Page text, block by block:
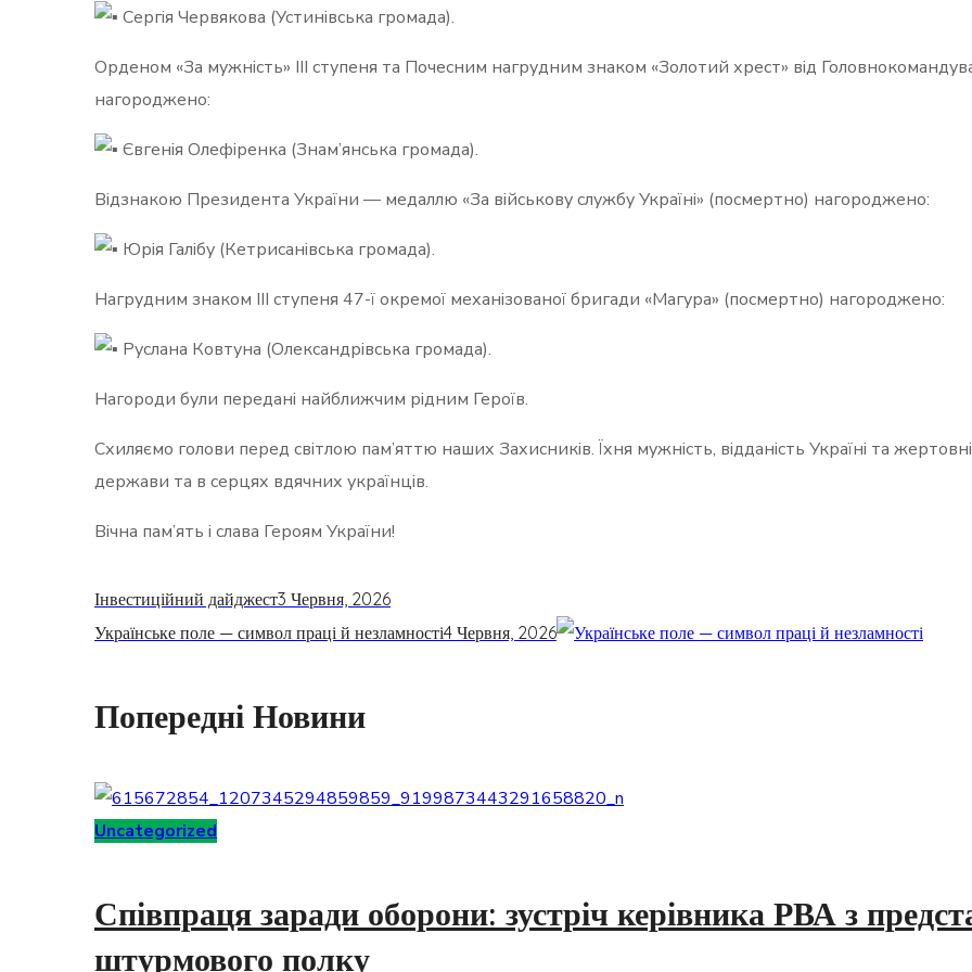
Сергія Червякова (Устинівська громада).
Орденом «За мужність» ІІІ ступеня та Почесним нагрудним знаком «Золотий хрест» від
нагороджено:
Євгенія Олефіренка (Знам’янська громада).
Відзнакою Президента України — медаллю «За військову службу Україні» (посмертно) нагороджено:
Юрія Галібу (Кетрисанівська громада).
Нагрудним знаком ІІІ ступеня 47-ї окремої механізованої бригади «Магура» (посмертно) нагороджено:
Руслана Ковтуна (Олександрівська громада).
Нагороди були передані найближчим рідним Героїв.
Схиляємо голови перед світлою пам’яттю наших Захисників. Їхня мужність, відданість Україні та
держави та в серцях вдячних українців.
Вічна пам’ять і слава Героям України!
Інвестиційний дайджест3 Червня, 2026
Українське поле — символ праці й незламності4 Червня, 2026
Попередні Новини
Uncategorized
Співпраця заради оборони: зустріч керівника РВА з
штурмового полку